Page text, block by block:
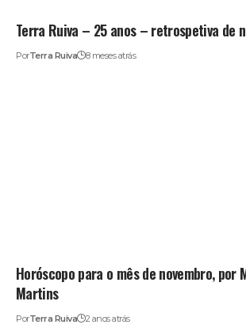
Terra Ruiva – 25 anos – retrospetiva de
PorTerra Ruiva 8 meses atrás
Horóscopo para o mês de novembro, por
Martins
PorTerra Ruiva 2 anos atrás